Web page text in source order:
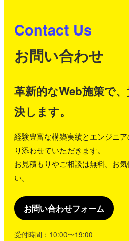
Contact Us
お問い合わせ
革新的なWeb施策で
決します。
経験豊富な構築実績とエンジニ
り添わせていただきます。
お見積もりやご相談は無料。お
い。
お問い合わせフォーム
受付時間：10:00〜19:00